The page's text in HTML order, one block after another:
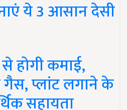
ये 3 आसान देसी
होगी कमाई,
गैस, प्लांट लगाने के
सहायता